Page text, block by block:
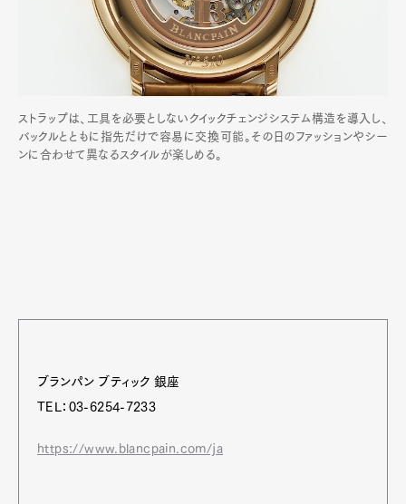
ストラップは、工具を必要としないクイックチェンジシステム構造を導入し、
バックルとともに指先だけで容易に交換可能。その日のファッションやシー
ンに合わせて異なるスタイルが楽しめる。
ブランパン ブティック 銀座
TEL：03-6254-7233
https://www.blancpain.com/ja